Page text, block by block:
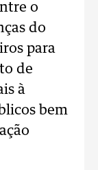
o
do
para
de
à
bem